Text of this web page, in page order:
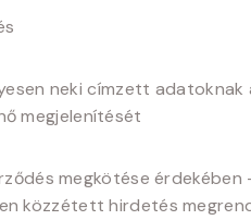
neki címzett
megjelenítését
megkötése
közzétett hirdetés